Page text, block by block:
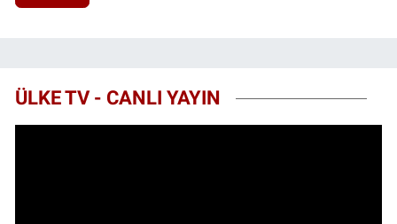
ÜLKE TV - CANLI YAYIN